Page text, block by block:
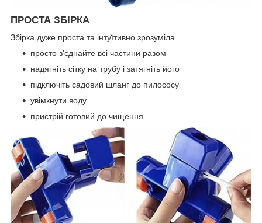
ПРОСТА ЗБІРКА
Збірка дуже проста та інтуїтивно зрозуміла.
просто з'єднайте всі частини разом
надягніть сітку на трубу і затягніть його
підключіть садовий шланг до пилососу
увімкнути воду
пристрій готовий до чищення